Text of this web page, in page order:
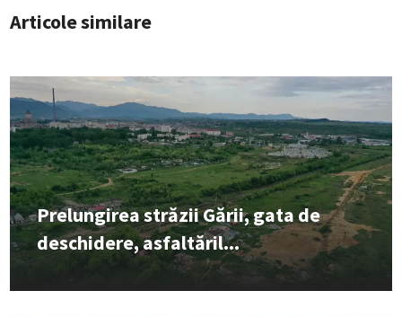
Articole similare
Prelungirea străzii Gării, gata de
deschidere, asfaltăril...